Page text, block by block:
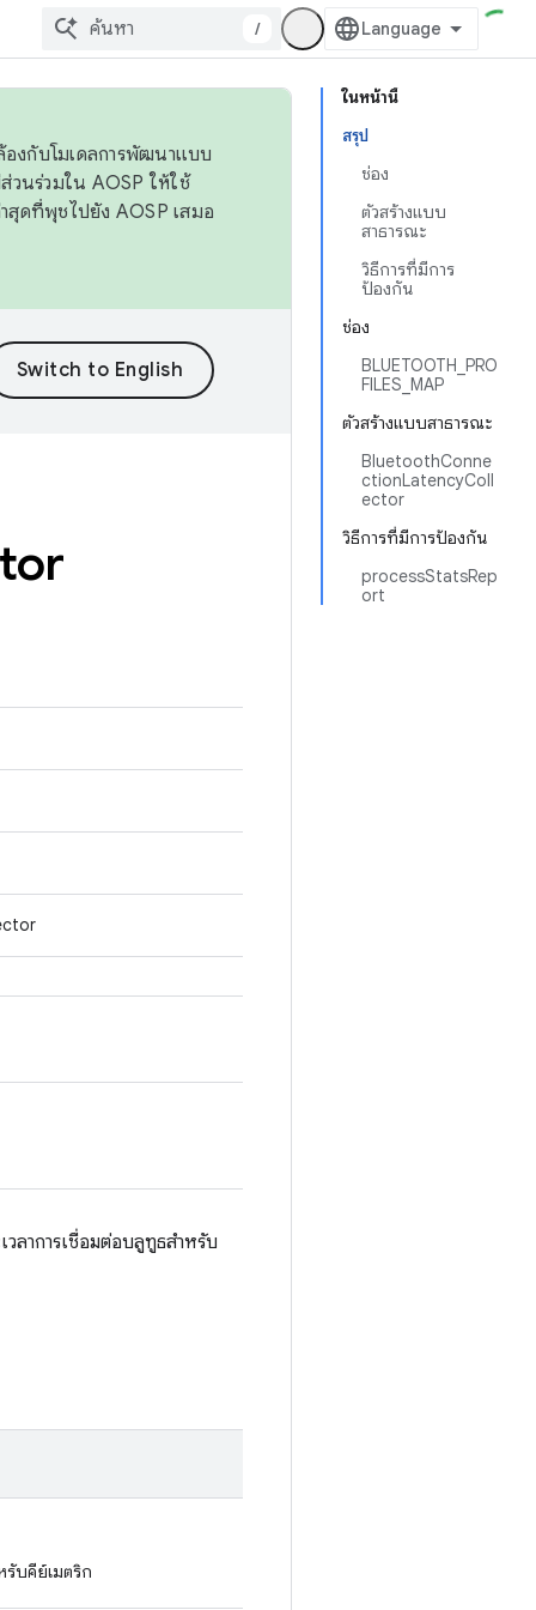
/
ในหน้านี้
สรุป
ช่อง
ตัวสร้างแบบ
สาธารณะ
วิธีการที่มีการ
ป้องกัน
ช่อง
BLUETOOTH_PRO
FILES_MAP
ตัวสร้างแบบสาธารณะ
BluetoothConne
ctionLatencyColl
ector
วิธีการที่มีการป้องกัน
processStatsRep
ort
องกับโมเดลการพัฒนาแบบ
วนร่วมใน AOSP ให้ใช้
สุดที่พุชไปยัง AOSP เสมอ
ลาการเชื่อมต่อบลูทูธสําหรับ
รับคีย์เมตริก